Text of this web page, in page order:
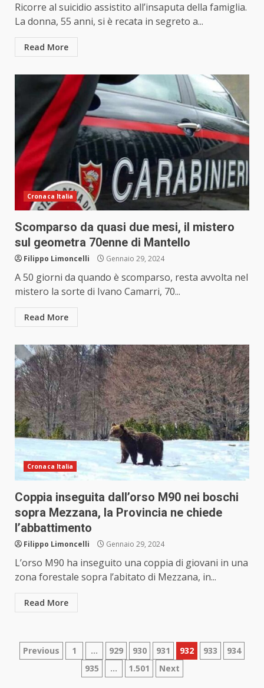
Ricorre al suicidio assistito all’insaputa della famiglia.
La donna, 55 anni, si è recata in segreto a...
Read More
Cronaca Italia
Scomparso da quasi due mesi, il mistero
sul geometra 70enne di Mantello
Filippo Limoncelli Gennaio 29, 2024
A 50 giorni da quando è scomparso, resta avvolta nel
mistero la sorte di Ivano Camarri, 70...
Read More
Cronaca Italia
Coppia inseguita dall’orso M90 nei boschi
sopra Mezzana, la Provincia ne chiede
l’abbattimento
Filippo Limoncelli Gennaio 29, 2024
L’orso M90 ha inseguito una coppia di giovani in una
zona forestale sopra l’abitato di Mezzana, in...
Read More
Paginazione
Previous 1 … 929 930 931 932 933
934
935
… 1.501 Next